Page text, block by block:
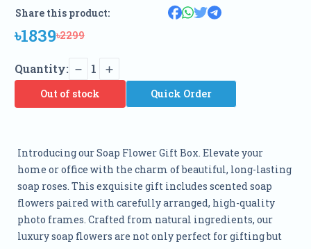
Share this product:
৳1839৳2299
Quantity: 1
Out of stock Quick Order
Introducing our Soap Flower Gift Box. Elevate your
home or office with the charm of beautiful, long-lasting
soap roses. This exquisite gift includes scented soap
flowers paired with carefully arranged, high-quality
photo frames. Crafted from natural ingredients, our
luxury soap flowers are not only perfect for gifting but